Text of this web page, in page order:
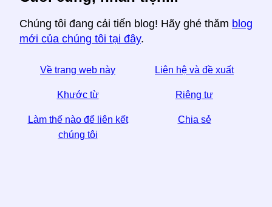
Chúng tôi đang cải tiến blog! Hãy ghé thăm blog
mới của chúng tôi tại đây.
Về trang web này Liên hệ và đề xuất
Khước từ Riêng tư
Làm thế nào để liên kết
chúng tôi
Chia sẻ